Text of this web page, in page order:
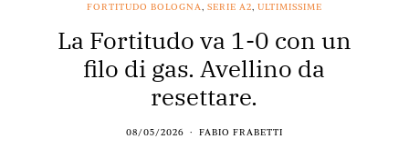
FORTITUDO BOLOGNA, SERIE A2, ULTIMISSIME
La Fortitudo va 1-0 con un
filo di gas. Avellino da
resettare.
08/05/2026 FABIO FRABETTI